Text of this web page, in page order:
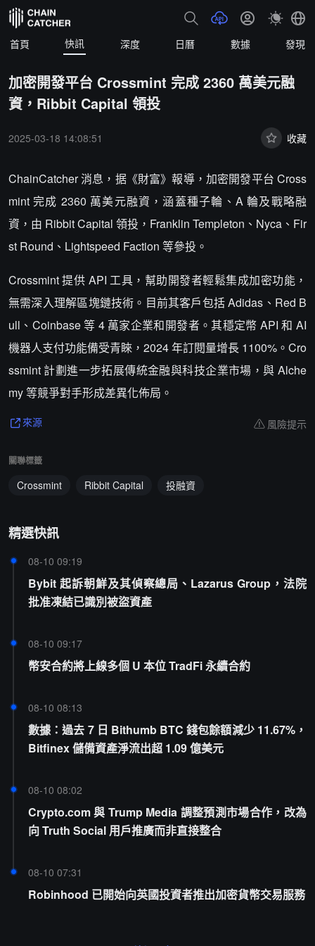
首頁 快訊 深度 日曆 數據 發現
加密開發平台 Crossmint 完成 2360 萬美元融
資，Ribbit Capital 領投
2025-03-18 14:08:51 收藏
ChainCatcher 消息，据《財富》報導，加密開發平台 Cross
mint 完成 2360 萬美元融資，涵蓋種子輪、A 輪及戰略融
資，由 Ribbit Capital 領投，Franklin Templeton、Nyca、Fir
st Round、Lightspeed Faction 等參投。
Crossmint 提供 API 工具，幫助開發者輕鬆集成加密功能，
無需深入理解區塊鏈技術。目前其客戶包括 Adidas、Red B
ull、Coinbase 等 4 萬家企業和開發者。其穩定幣 API 和 AI
機器人支付功能備受青睞，2024 年訂閱量增長 1100%。Cro
ssmint 計劃進一步拓展傳統金融與科技企業市場，與 Alche
my 等競爭對手形成差異化佈局。
來源 風險提示
關聯標籤
Crossmint Ribbit Capital 投融資
精選快訊
08-10 09:19
Bybit 起訴朝鮮及其偵察總局、Lazarus Group，法院
批准凍結已識別被盜資產
08-10 09:17
幣安合約將上線多個 U 本位 TradFi 永續合約
08-10 08:13
數據：過去 7 日 Bithumb BTC 錢包餘額減少 11.67%，
Bitfinex 儲備資產淨流出超 1.09 億美元
08-10 08:02
Crypto.com 與 Trump Media 調整預測市場合作，改為
向 Truth Social 用戶推廣而非直接整合
08-10 07:31
Robinhood 已開始向英國投資者推出加密貨幣交易服務